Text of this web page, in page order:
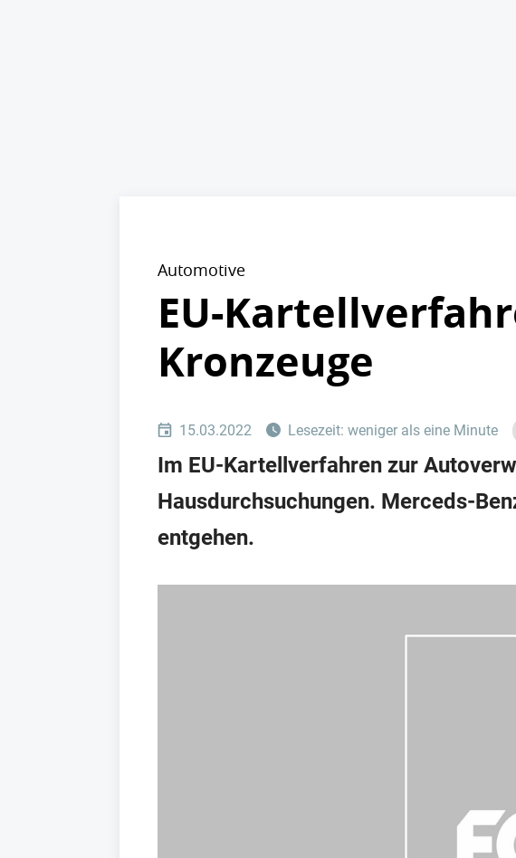
Automotive
EU-
Kronzeuge
15.03.2022 Lesezeit: weniger als eine Minute
Im EU-Kartellverfahren zur
Hausdurchsuchungen. Merceds-
entgehen.